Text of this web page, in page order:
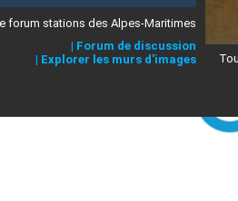
forum stations des Alpes-Maritimes
| Forum de discussion
| Explorer les murs d'images